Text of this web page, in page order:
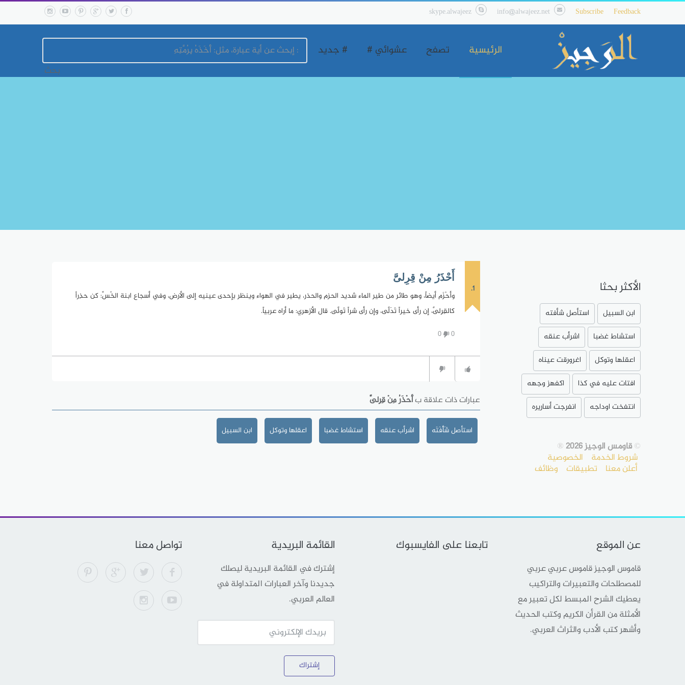
Feedback
Subscribe
info@alwajeez.net
skype.alwajeez
الرئيسية تصفح عشوائي # # جديد
1.
أَحْذَرُ مِنْ قِرِلىَّ
وأحْزَم أيضاً، وهو طائر من طير الماء شديد الحزم والحذر، يطير في الهواء وينظر بإحدى عينيه إلى الأرض، وفي أسجاع ابنة الخُسِّ: كن حذِراً
كالقِرِلىَّ، إن رأى خيراً تَدَلَّى، وإن رأى شراً تَولَّى. قال الأزهري: ما أراه عربياً.
0
0
عبارات ذات علاقة بأَحْذَرُ مِنْ قِرِلىَّ
استأصل شَأْفَتَه اشرأب عنقه استشاط غضبا اعقلها وتوكل ابن السبيل
الأكثر بحثا
ابن السبيل
استأصل شأفته
استشاط غضبا
اشرأب عنقه
اعقلها وتوكل
اغرورقت عيناه
افتات عليه في كذا
اكفهز وجهه
انتفخت اوداجه
انفرجت أساريره
©قاومس الوجيز 2026 ®
شروط الخدمة الخصوصية
أعلن معنا تطبيقات وظائف
عن الموقع
قاموس الوجيز قاموس عربي عربي
للمصطلحات والتعبيرات والتراكيب
يعطيك الشرح المبسط لكل تعبير مع
الأمثلة من القرأن الكريم وكتب الحديث
وأشهر كتب الأدب والثراث العربي.
تابعنا على الفايسبوك القائمة البريدية
إشترك في القائمة البريدية ليصلك
جديدنا وآخر العبارات المتداولة في
العالم العربي.
إشتراك
تواصل معنا